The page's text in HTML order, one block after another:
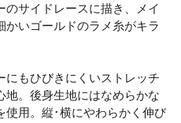
サイドレースに描き、メイ
かいゴールドのラメ糸がキラ
にもひびきにくいストレッチ
地。後身生地にはなめらかな
使用。縦･横にやわらかく伸び